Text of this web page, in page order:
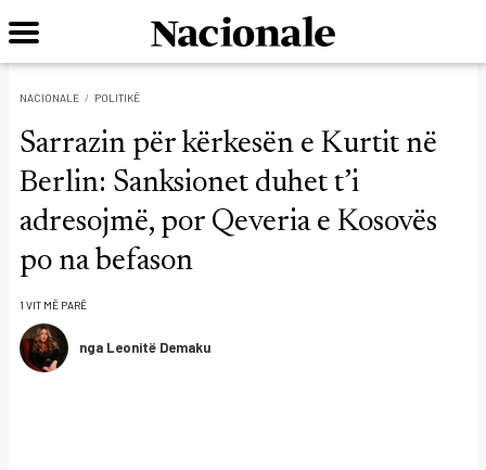
NACIONALE POLITIKË
Sarrazin për kërkesën e Kurtit në
Berlin: Sanksionet duhet t’i
adresojmë, por Qeveria e Kosovës
po na befason
1 VIT MË PARË
nga Leonitë Demaku